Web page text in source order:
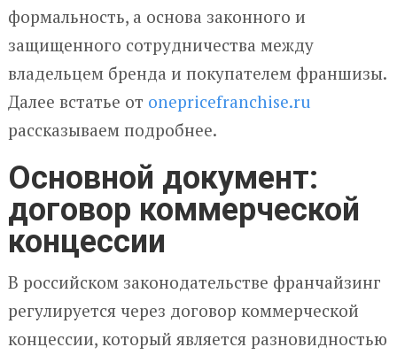
формальность, а основа законного и
защищенного сотрудничества между
владельцем бренда и покупателем франшизы.
Далее встатье от onepricefranchise.ru
рассказываем подробнее.
Основной документ:
договор коммерческой
концессии
В российском законодательстве франчайзинг
регулируется через договор коммерческой
концессии, который является разновидностью